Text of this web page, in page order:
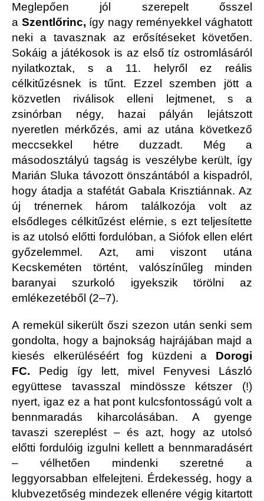
Meglepően jól szerepelt ősszel
a Szentlőrinc, így nagy reményekkel vághatott
neki a tavasznak az erősítéseket követően.
Sokáig a játékosok is az első tíz ostromlásáról
nyilatkoztak, s a 11. helyről ez reális
célkitűzésnek is tűnt. Ezzel szemben jött a
közvetlen riválisok elleni lejtmenet, s a
zsinórban négy, hazai pályán lejátszott
nyeretlen mérkőzés, ami az utána következő
meccsekkel hétre duzzadt. Még a
másodosztályú tagság is veszélybe került, így
Marián Sluka távozott önszántából a kispadról,
hogy átadja a stafétát Gabala Krisztiánnak. Az
új trénernek három találkozója volt az
elsődleges célkitűzést elérnie, s ezt teljesítette
is az utolsó előtti fordulóban, a Siófok ellen elért
győzelemmel. Azt, ami viszont utána
Kecskeméten történt, valószínűleg minden
baranyai szurkoló igyekszik törölni az
emlékezetéből (2–7).
A remekül sikerült őszi szezon után senki sem
gondolta, hogy a bajnokság hajrájában majd a
kiesés elkerüléséért fog küzdeni a Dorogi
FC. Pedig így lett, mivel Fenyvesi László
együttese tavasszal mindössze kétszer (!)
nyert, igaz ez a hat pont kulcsfontosságú volt a
bennmaradás kiharcolásában. A gyenge
tavaszi szereplést – és azt, hogy az utolsó
előtti fordulóig izgulni kellett a bennmaradásért
– vélhetően mindenki szeretné a
leggyorsabban elfelejteni. Érdekesség, hogy a
klubvezetőség mindezek ellenére végig kitartott